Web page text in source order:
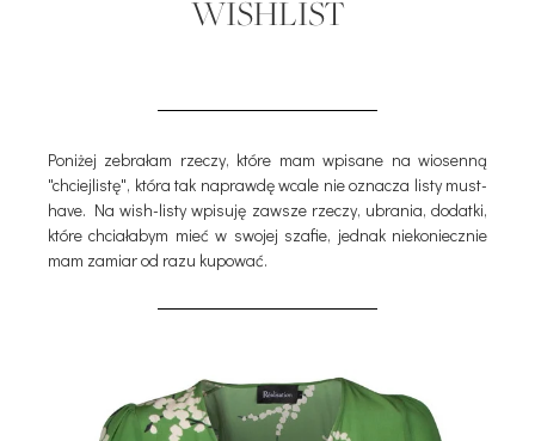
WISHLIST
Poniżej zebrałam rzeczy, które mam wpisane na wiosenną
"chciejlistę", która tak naprawdę wcale nie oznacza listy must-
have. Na wish-listy wpisuję zawsze rzeczy, ubrania, dodatki,
które chciałabym mieć w swojej szafie, jednak niekoniecznie
mam zamiar od razu kupować.